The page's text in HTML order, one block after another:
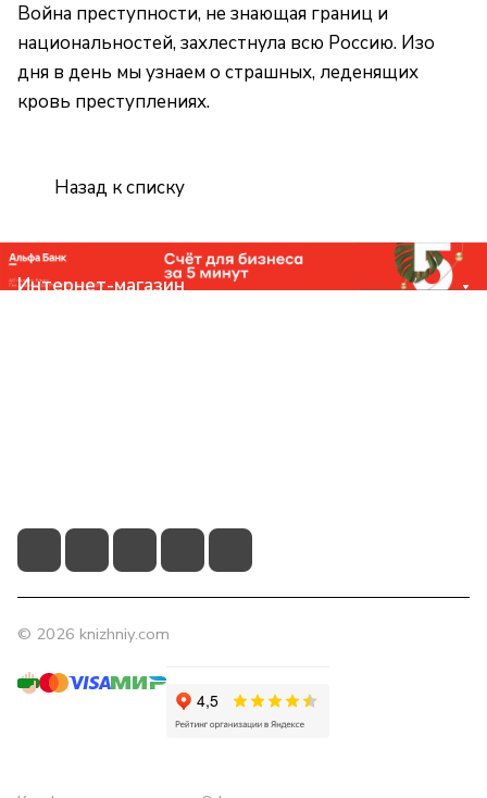
Война преступности, не знающая границ и
национальностей, захлестнула всю Россию. Изо
дня в день мы узнаем о страшных, леденящих
кровь преступлениях.
Назад к списку
Интернет-магазин
© 2026 knizhniy.com